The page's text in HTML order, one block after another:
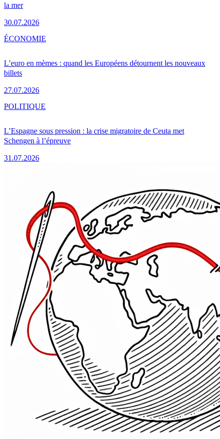
la mer
30.07.2026
L’euro en mèmes : quand les Européens détournent les nouveaux
billets
27.07.2026
ÉCONOMIE
L’Espagne sous pression : la crise migratoire de Ceuta met
Schengen à l’épreuve
31.07.2026
POLITIQUE